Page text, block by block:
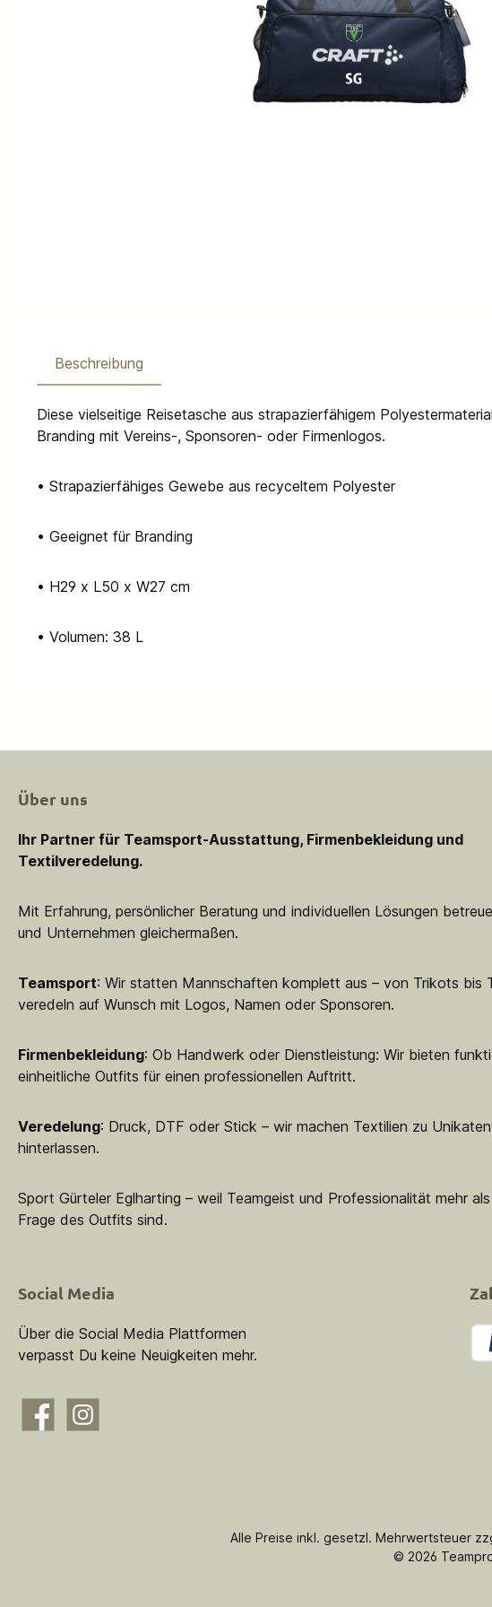
Beschreibung
Diese vielseitige Reisetasche aus strapazierfähigem
Branding mit Vereins-, Sponsoren- oder Firmenlogos.
• Strapazierfähiges Gewebe aus recyceltem Polyester
• Geeignet für Branding
• H29 x L50 x W27 cm
• Volumen: 38 L
Über uns
Ihr Partner für Teamsport-Ausstattung, Firmenbekleidung und
Textilveredelung.
Mit Erfahrung, persönlicher Beratung und individuellen Lösungen
und Unternehmen gleichermaßen.
Teamsport: Wir statten Mannschaften komplett aus – von Trikots bis
veredeln auf Wunsch mit Logos, Namen oder Sponsoren.
Firmenbekleidung: Ob Handwerk oder Dienstleistung: Wir bieten
einheitliche Outfits für einen professionellen Auftritt.
Veredelung: Druck, DTF oder Stick – wir machen Textilien zu
hinterlassen.
Sport Gürteler Eglharting – weil Teamgeist und Professionalität mehr als
Frage des Outfits sind.
Social Media
Über die Social Media Plattformen
verpasst Du keine Neuigkeiten mehr.
FacebookInstagram
Alle Preise inkl. gesetzl. Mehrwertsteuer
© 2026